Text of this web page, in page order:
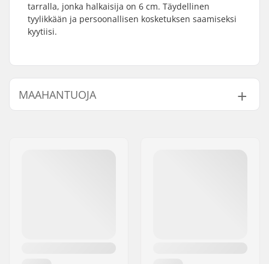
tarralla, jonka halkaisija on 6 cm. Täydellinen
tyylikkään ja persoonallisen kosketuksen saamiseksi
kyytiisi.
MAAHANTUOJA